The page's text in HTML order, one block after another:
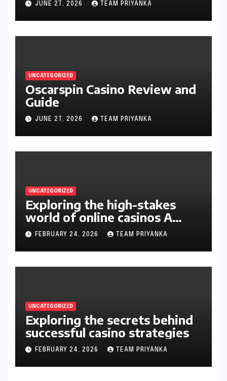
JUNE 27, 2026 TEAM PRIYANKA
UNCATEGORIZED
Oscarspin Casino Review and
Guide
JUNE 27, 2026 TEAM PRIYANKA
UNCATEGORIZED
Exploring the high-stakes
world of online casinos A
gambler’s guide
FEBRUARY 24, 2026 TEAM PRIYANKA
UNCATEGORIZED
Exploring the secrets behind
successful casino strategies
FEBRUARY 24, 2026 TEAM PRIYANKA